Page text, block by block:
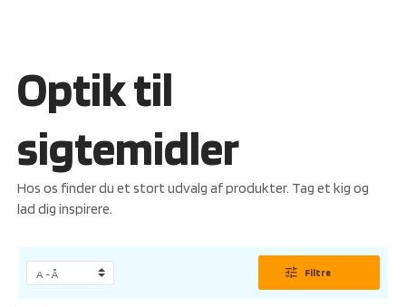
Optik til
sigtemidler
Hos os finder du et stort udvalg af produkter. Tag et kig og
lad dig inspirere.
tune Filtre